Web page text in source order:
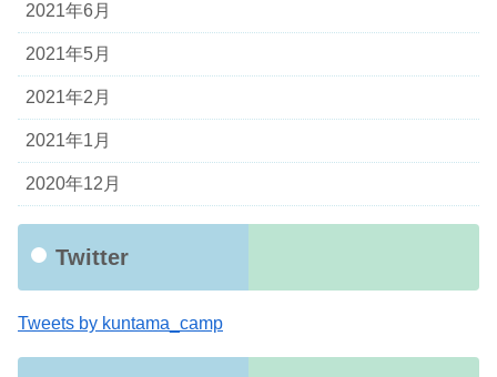
2021年6月
2021年5月
2021年2月
2021年1月
2020年12月
Twitter
Tweets by kuntama_camp